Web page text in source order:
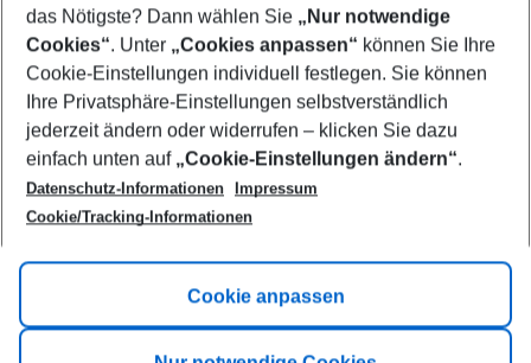
Footer
Footer navigation
Title A
Link A
das Nötigste? Dann wählen Sie „Nur notwendige
Cookies“. Unter „Cookies anpassen“ können Sie Ihre
Cookie-Einstellungen individuell festlegen. Sie können
Ihre Privatsphäre-Einstellungen selbstverständlich
jederzeit ändern oder widerrufen – klicken Sie dazu
einfach unten auf „Cookie-Einstellungen ändern“.
Datenschutz-Informationen
Impressum
Cookie/Tracking-Informationen
Cookie anpassen